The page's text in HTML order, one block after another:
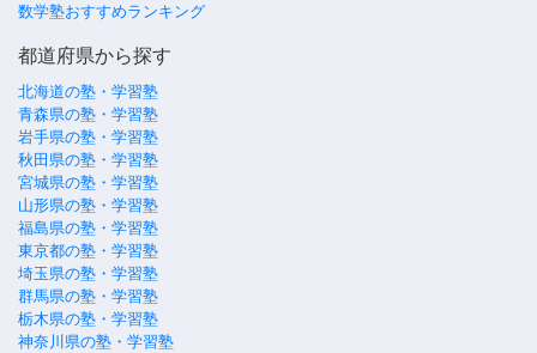
数学塾おすすめランキング
都道府県から探す
北海道の塾・学習塾
青森県の塾・学習塾
岩手県の塾・学習塾
秋田県の塾・学習塾
宮城県の塾・学習塾
山形県の塾・学習塾
福島県の塾・学習塾
東京都の塾・学習塾
埼玉県の塾・学習塾
群馬県の塾・学習塾
栃木県の塾・学習塾
神奈川県の塾・学習塾